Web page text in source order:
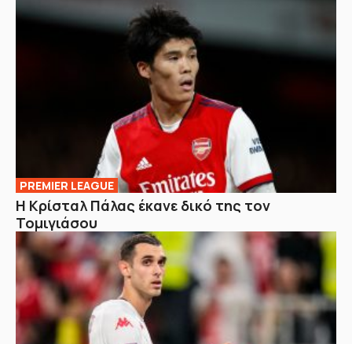
PREMIER LEAGUE
Η Κρίσταλ Πάλας έκανε δικό της τον
Τομιγιάσου